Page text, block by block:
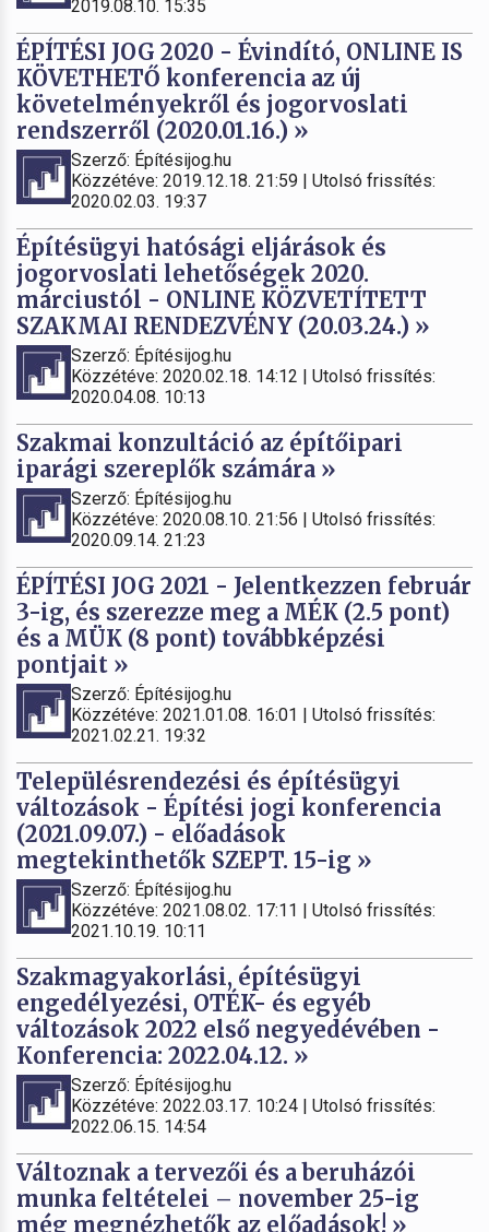
2019.08.10. 15:35
ÉPÍTÉSI JOG 2020 - Évindító, ONLINE IS
KÖVETHETŐ konferencia az új
követelményekről és jogorvoslati
rendszerről (2020.01.16.) »
Szerző: Építésijog.hu
Közzétéve: 2019.12.18. 21:59 | Utolsó frissítés:
2020.02.03. 19:37
Építésügyi hatósági eljárások és
jogorvoslati lehetőségek 2020.
márciustól - ONLINE KÖZVETÍTETT
SZAKMAI RENDEZVÉNY (20.03.24.) »
Szerző: Építésijog.hu
Közzétéve: 2020.02.18. 14:12 | Utolsó frissítés:
2020.04.08. 10:13
Szakmai konzultáció az építőipari
iparági szereplők számára »
Szerző: Építésijog.hu
Közzétéve: 2020.08.10. 21:56 | Utolsó frissítés:
2020.09.14. 21:23
ÉPÍTÉSI JOG 2021 - Jelentkezzen február
3-ig, és szerezze meg a MÉK (2.5 pont)
és a MÜK (8 pont) továbbképzési
pontjait »
Szerző: Építésijog.hu
Közzétéve: 2021.01.08. 16:01 | Utolsó frissítés:
2021.02.21. 19:32
Településrendezési és építésügyi
változások - Építési jogi konferencia
(2021.09.07.) - előadások
megtekinthetők SZEPT. 15-ig »
Szerző: Építésijog.hu
Közzétéve: 2021.08.02. 17:11 | Utolsó frissítés:
2021.10.19. 10:11
Szakmagyakorlási, építésügyi
engedélyezési, OTÉK- és egyéb
változások 2022 első negyedévében -
Konferencia: 2022.04.12. »
Szerző: Építésijog.hu
Közzétéve: 2022.03.17. 10:24 | Utolsó frissítés:
2022.06.15. 14:54
Változnak a tervezői és a beruházói
munka feltételei – november 25-ig
még megnézhetők az előadások! »